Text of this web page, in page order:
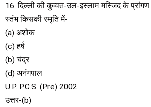
16. दिल्ली की कुव्वत-उल-इस्लाम मस्जिद के प्रांगण
स्तंभ किसकी स्मृति में-
(a) अशोक
(c) हर्ष
(b) चंद्र
(d) अनंगपाल
U.P. P.C.S. (Pre) 2002
उत्तर-(b)